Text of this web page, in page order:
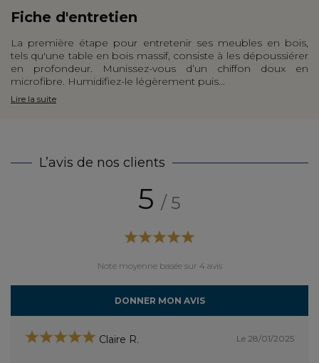
Fiche d'entretien
La première étape pour entretenir ses meubles en bois,
tels qu'une table en bois massif, consiste à les dépoussiérer
en profondeur. Munissez-vous d’un chiffon doux en
microfibre. Humidifiez-le légèrement puis...
Lire la suite
L’avis de nos clients
5 / 5
Note moyenne basée sur 4 avis
DONNER MON AVIS
Claire R. Le 28/01/2025